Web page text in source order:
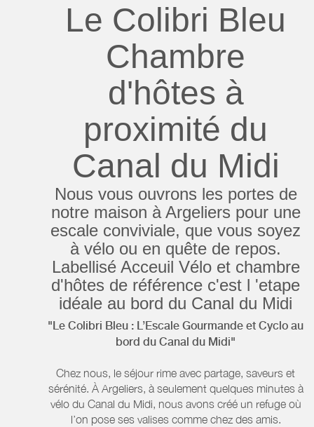
Le Colibri Bleu
Chambre
d'hôtes à
proximité du
Canal du Midi
Nous vous ouvrons les portes de
notre maison à Argeliers pour une
escale conviviale, que vous soyez
à vélo ou en quête de repos.
Labellisé Acceuil Vélo et chambre
d'hôtes de référence c'est l 'etape
idéale au bord du Canal du Midi
"Le Colibri Bleu : L’Escale Gourmande et Cyclo au
bord du Canal du Midi"
Chez nous, le séjour rime avec partage, saveurs et
sérénité. À Argeliers, à seulement quelques minutes à
vélo du Canal du Midi, nous avons créé un refuge où
l’on pose ses valises comme chez des amis.